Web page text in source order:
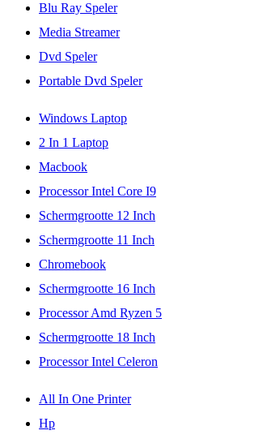
Blu Ray Speler
Media Streamer
Dvd Speler
Portable Dvd Speler
Windows Laptop
2 In 1 Laptop
Macbook
Processor Intel Core I9
Schermgrootte 12 Inch
Schermgrootte 11 Inch
Chromebook
Schermgrootte 16 Inch
Processor Amd Ryzen 5
Schermgrootte 18 Inch
Processor Intel Celeron
All In One Printer
Hp